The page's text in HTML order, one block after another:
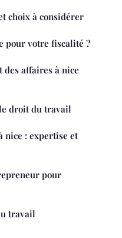
choix à considérer
pour votre fiscalité ?
des affaires à nice
droit du travail
nice : expertise et
pour
travail